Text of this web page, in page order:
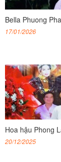
Bella Phuong
17/01/2026
Hoa hậu Phong
20/12/2025